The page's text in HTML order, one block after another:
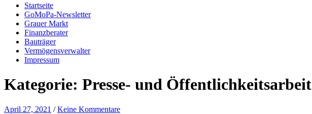
Startseite
GoMoPa-Newsletter
Grauer Markt
Finanzberater
Bauträger
Vermögensverwalter
Impressum
Kategorie: Presse- und Öffentlichkeitsarbeit
April 27, 2021 / Keine Kommentare